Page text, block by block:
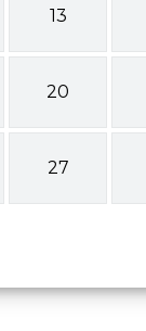
13
20
27